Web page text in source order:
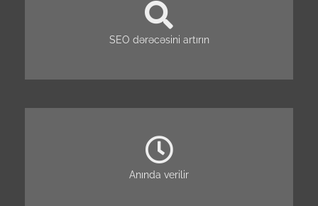
SEO dərəcəsini artırın
Anında verilir